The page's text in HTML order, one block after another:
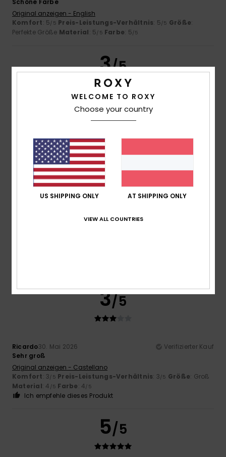
Original anzeigen - English
Komfort: 5/5 Preis-Leistungs-Verhältnis: 5/5 Größe:
Perfekte Größe Material: 5/5 Farbe: 5/5
3/5
26. Juni 2026
Teure Produkte, schlecht verpackte Sendung
Komfort: 3/5 Preis-Leistungs-Verhältnis: 2 Größe: Zu
Material: 4/5 Farbe: 4/5
5 /5
3/5
Ricardo30. Mai 2026
Verifizierter Kauf
Sehr groß
Original anzeigen - Castellano
Komfort: 3/5 Preis-Leistungs-Verhältnis: 3/5 Größe: Groß
Material: 4 /5 Farbe: 4/5
Ich empfehle dieses Produkt
5/5
WELCOME TO ROXY
Choose your country
US SHIPPING ONLY AT SHIPPING ONLY
VIEW ALL COUNTRIES